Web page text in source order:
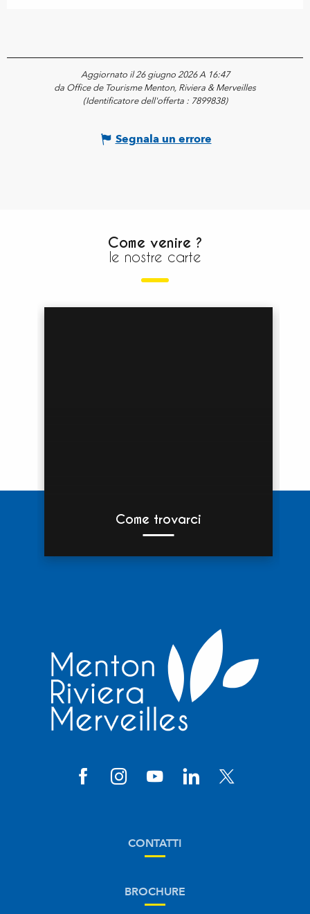
Aggiornato il 26 giugno 2026 A 16:47
da Office de Tourisme Menton, Riviera & Merveilles
(Identificatore dell'offerta : 7899838)
Segnala un errore
Come venire ?
le nostre carte
Come trovarci
CONTATTI
BROCHURE